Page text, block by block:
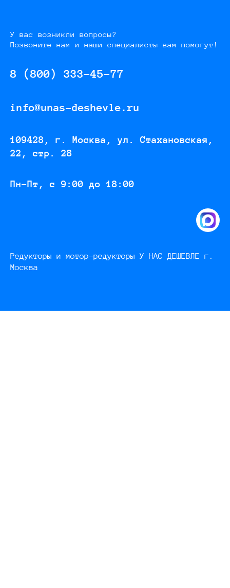
У вас возникли вопросы?
Позвоните нам и наши специалисты вам помогут!
8 (800) 333-45-77
info@unas-deshevle.ru
109428, г. Москва, ул. Стахановская,
22, стр. 28
Пн-Пт, с 9:00 до 18:00
Редукторы и мотор-редукторы У НАС ДЕШЕВЛЕ г.
Москва